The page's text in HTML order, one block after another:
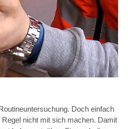
Doch einfach
nicht mit sich machen. Damit